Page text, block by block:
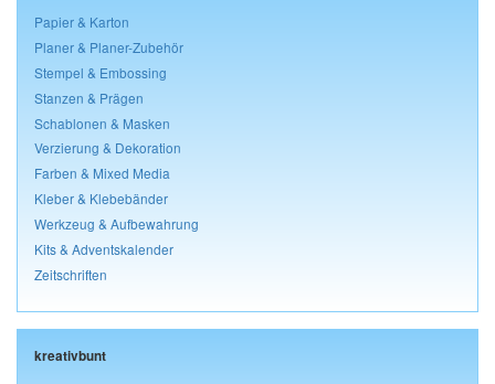
Papier & Karton
Planer & Planer-Zubehör
Stempel & Embossing
Stanzen & Prägen
Schablonen & Masken
Verzierung & Dekoration
Farben & Mixed Media
Kleber & Klebebänder
Werkzeug & Aufbewahrung
Kits & Adventskalender
Zeitschriften
kreativbunt